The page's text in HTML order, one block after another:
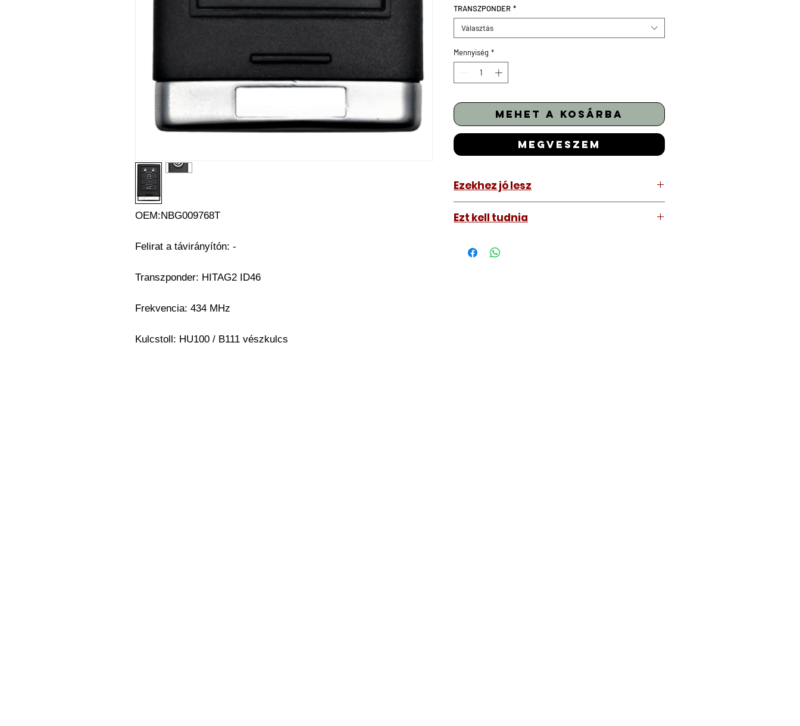
OEM:NBG009768T
Felirat a távirányítón: -
Transzponder: HITAG2 ID46
Frekvencia: 434 MHz
Kulcstoll: HU100 / B111 vészkulcs
TRANSZPONDER *
Választás
Mennyiség *
mehet a kosárba
megveszem
Ezekhez jó lesz
Ezt kell tudnia
távirányítós kulcsunk ára tartalmazza az